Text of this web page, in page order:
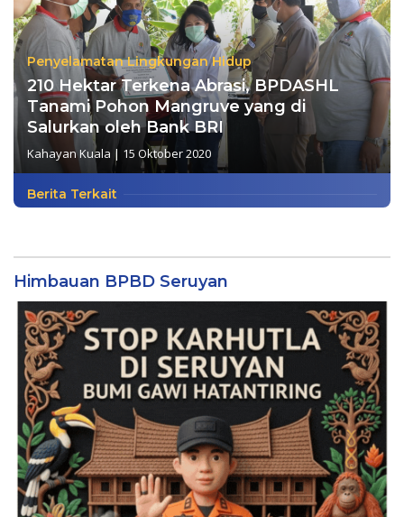
Penyelamatan Lingkungan Hidup
210 Hektar Terkena Abrasi, BPDASHL
Tanami Pohon Mangruve yang di
Salurkan oleh Bank BRI
Kahayan Kuala | 15 Oktober 2020
Berita Terkait
Himbauan BPBD Seruyan